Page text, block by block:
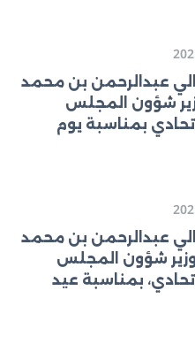
عبدالرحمن بن محمد
شؤون المجلس
بمناسبة يوم
عبدالرحمن بن محمد
شؤون المجلس
بمناسبة عيد